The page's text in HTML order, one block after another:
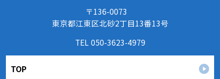
３．苦情および相談等に対する適正な対応について
本人からの苦情および相談があった場合には、適切
された本人の権利を尊重し、本人から自己情報の開
示、訂正、削除、または利用もしくは提供の停止等
〒136-0073
東京都江東区北砂2丁目13番13号
TEL 050-3623-4979
TOP